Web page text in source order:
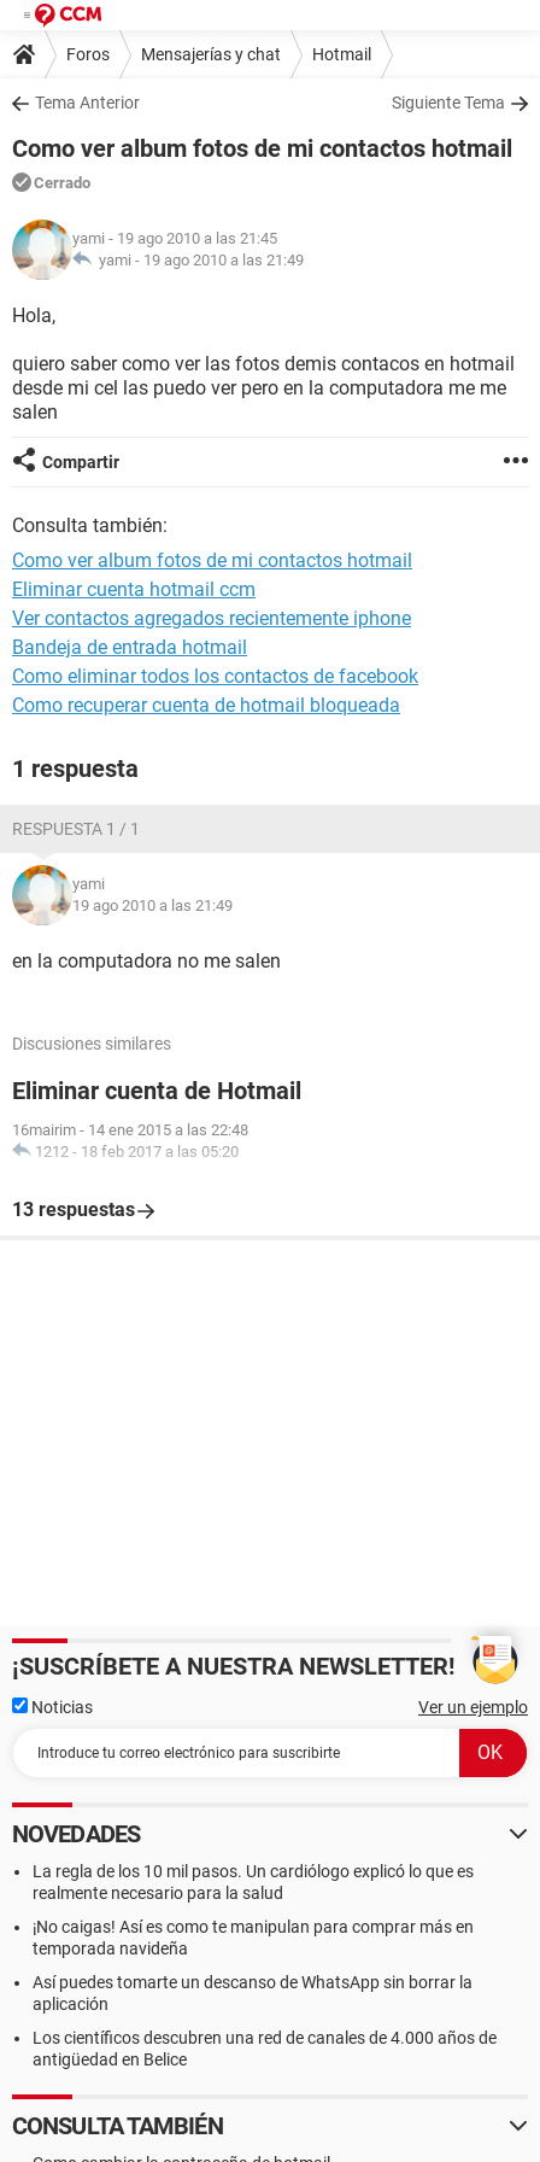
Foros Mensajerías y chat Hotmail
Tema Anterior Siguiente Tema
Como ver album fotos de mi contactos hotmail
Cerrado
yami - 19 ago 2010 a las 21:45
yami - 19 ago 2010 a las 21:49
Hola,
quiero saber como ver las fotos demis contacos en hotmail
desde mi cel las puedo ver pero en la computadora me me
salen
Compartir
Consulta también:
Como ver album fotos de mi contactos hotmail
Eliminar cuenta hotmail ccm
Ver contactos agregados recientemente iphone
Bandeja de entrada hotmail
Como eliminar todos los contactos de facebook
Como recuperar cuenta de hotmail bloqueada
1 respuesta
RESPUESTA 1 / 1
yami
19 ago 2010 a las 21:49
en la computadora no me salen
Discusiones similares
Eliminar cuenta de Hotmail
16mairim - 14 ene 2015 a las 22:48
1212 - 18 feb 2017 a las 05:20
13 respuestas
¡SUSCRÍBETE A NUESTRA NEWSLETTER!
Noticias Ver un ejemplo
NOVEDADES
La regla de los 10 mil pasos. Un cardiólogo explicó lo que es
realmente necesario para la salud
¡No caigas! Así es como te manipulan para comprar más en
temporada navideña
Así puedes tomarte un descanso de WhatsApp sin borrar la
aplicación
Los científicos descubren una red de canales de 4.000 años de
antigüedad en Belice
CONSULTA TAMBIÉN